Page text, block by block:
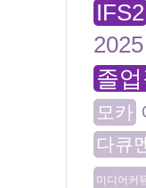
IFS2
2025
졸
모카
다큐
미디어커